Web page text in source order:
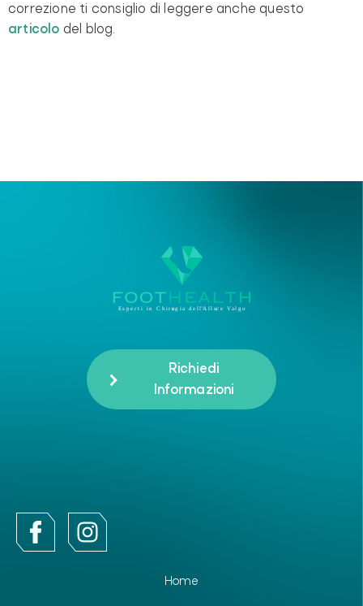
correzione ti consiglio di leggere anche questo
articolo del blog.
Home
Richiedi
Informazioni